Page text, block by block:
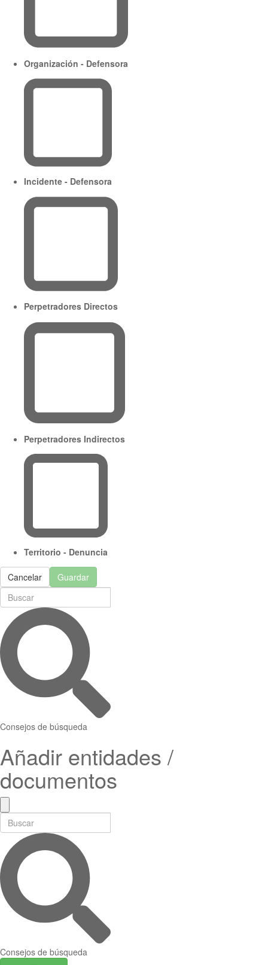
Organización - Defensora
Incidente - Defensora
Perpetradores Directos
Perpetradores Indirectos
Territorio - Denuncia
Cancelar Guardar
Consejos de búsqueda
Añadir entidades /
documentos
Consejos de búsqueda